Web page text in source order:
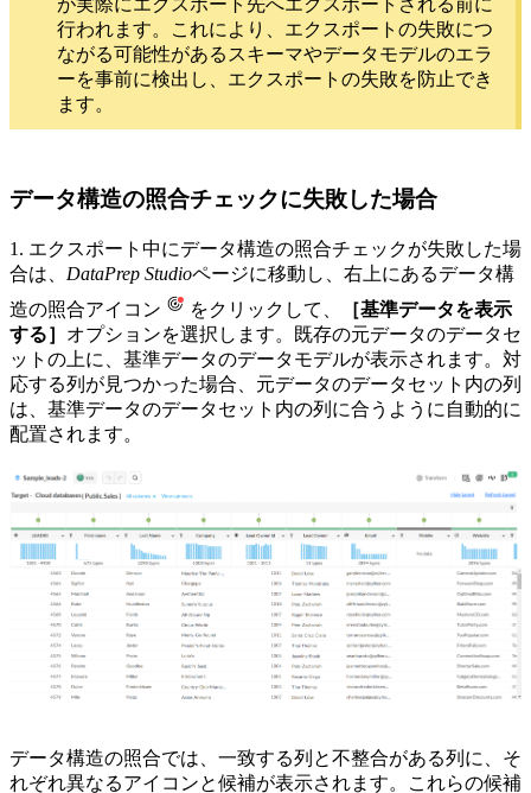
行われます。これにより、エクスポートの失敗につ
ながる可能性があるスキーマやデータモデルのエラ
ーを事前に検出し、エクスポートの失敗を防止でき
ます。
データ構造の照合チェックに失敗した場合
1. エクスポート中にデータ構造の照合チェックが失敗した場
合は、 DataPrep Studioページに移動し、右上にあるデータ構
造の照合アイコン
をクリックして、
［基準データを表示
する］ オプションを選択します。既存の元データのデータセ
ットの上に、基準データのデータモデルが表示されます。対
応する列が見つかった場合、元データのデータセット内の列
は、基準データのデータセット内の列に合うように自動的に
配置されます。
データ構造の照合では、一致する列と不整合がある列に、そ
れぞれ異なるアイコンと候補が表示されます。これらの候補